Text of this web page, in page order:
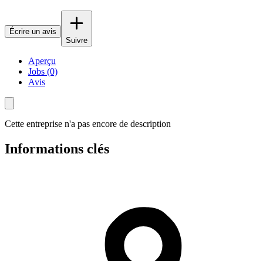
Écrire un avis
Suivre
Aperçu
Jobs (0)
Avis
Cette entreprise n'a pas encore de description
Informations clés